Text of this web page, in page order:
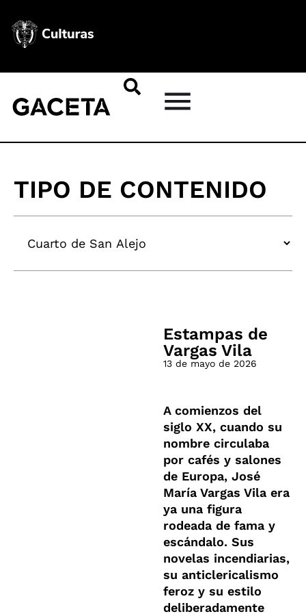
TIPO DE CONTENIDO
Estampas de
Vargas Vila
13 de mayo de 2026
A comienzos del
siglo XX, cuando su
nombre circulaba
por cafés y salones
de Europa, José
María Vargas Vila era
ya una figura
rodeada de fama y
escándalo. Sus
novelas incendiarias,
su anticlericalismo
feroz y su estilo
deliberadamente